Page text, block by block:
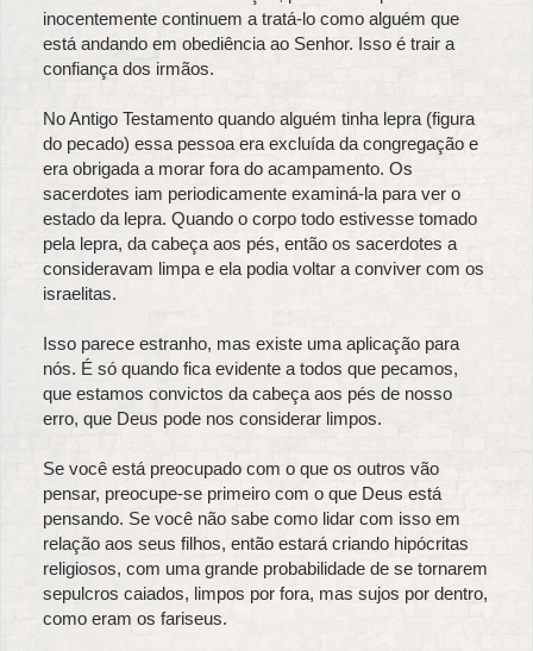
inocentemente continuem a tratá-lo como alguém que
está andando em obediência ao Senhor. Isso é trair a
confiança dos irmãos.
No Antigo Testamento quando alguém tinha lepra (figura
do pecado) essa pessoa era excluída da congregação e
era obrigada a morar fora do acampamento. Os
sacerdotes iam periodicamente examiná-la para ver o
estado da lepra. Quando o corpo todo estivesse tomado
pela lepra, da cabeça aos pés, então os sacerdotes a
consideravam limpa e ela podia voltar a conviver com os
israelitas.
Isso parece estranho, mas existe uma aplicação para
nós. É só quando fica evidente a todos que pecamos,
que estamos convictos da cabeça aos pés de nosso
erro, que Deus pode nos considerar limpos.
Se você está preocupado com o que os outros vão
pensar, preocupe-se primeiro com o que Deus está
pensando. Se você não sabe como lidar com isso em
relação aos seus filhos, então estará criando hipócritas
religiosos, com uma grande probabilidade de se tornarem
sepulcros caiados, limpos por fora, mas sujos por dentro,
como eram os fariseus.